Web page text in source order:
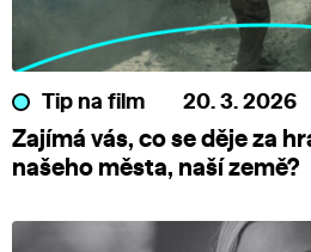
Tip na film 20. 3. 2026
Zajímá vás, co se děje za
našeho města, naší země?